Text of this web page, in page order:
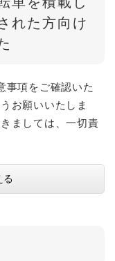
れた方向け
事項をご確認いた
お願いいたしま
ましては、一切責
る